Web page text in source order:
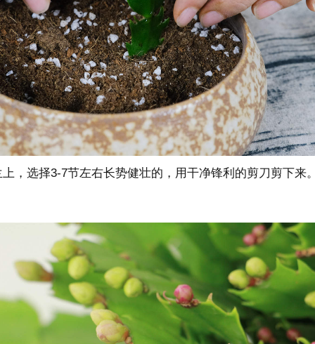
，选择3-7节左右长势健壮的，用干净锋利的剪刀剪下来